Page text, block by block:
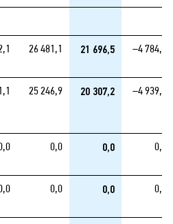
26 481,1 21 696,5 –4 784,6
25 246,9 20 307,2 –4 939,7
0,0 0,0 0,0
0,0 0,0 0,0